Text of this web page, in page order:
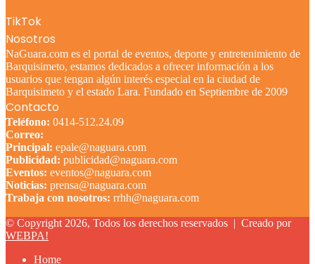
TikTok
Nosotros
NaGuara.com es el portal de eventos, deporte y entretenimiento de
Barquisimeto, estamos dedicados a ofrecer información a los
usuarios que tengan algún interés especial en la ciudad de
Barquisimeto y el estado Lara. Fundado en Septiembre de 2009
Contacto
Teléfono: 0414-512.24.09
Correo:
Principal: epale@naguara.com
Publicidad: publicidad@naguara.com
Eventos: eventos@naguara.com
Noticias: prensa@naguara.com
Trabaja con nosotros: rrhh@naguara.com
© Copyright 2026, Todos los derechos reservados | Creado por
WEBPA!
Home